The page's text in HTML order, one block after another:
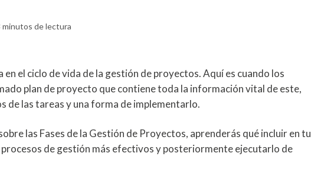
minutos de lectura
el ciclo de vida de la gestión de proyectos. Aquí es cuando los
plan de proyecto que contiene toda la información vital de este,
de las tareas y una forma de implementarlo.
las Fases de la Gestión de Proyectos, aprenderás qué incluir en tu
de gestión más efectivos y posteriormente ejecutarlo de